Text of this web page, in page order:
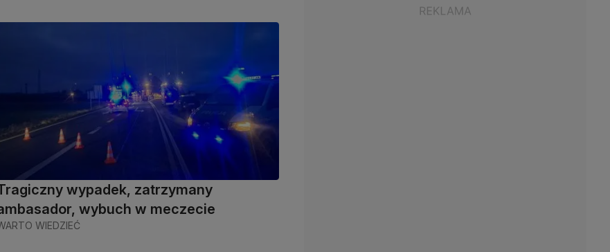
wypadek, zatrzymany
wybuch w meczecie
WIEDZIEĆ